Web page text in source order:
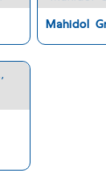
Mahidol